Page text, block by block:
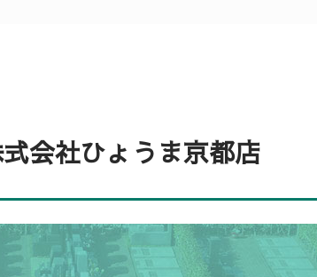
会社ひょうま京都店